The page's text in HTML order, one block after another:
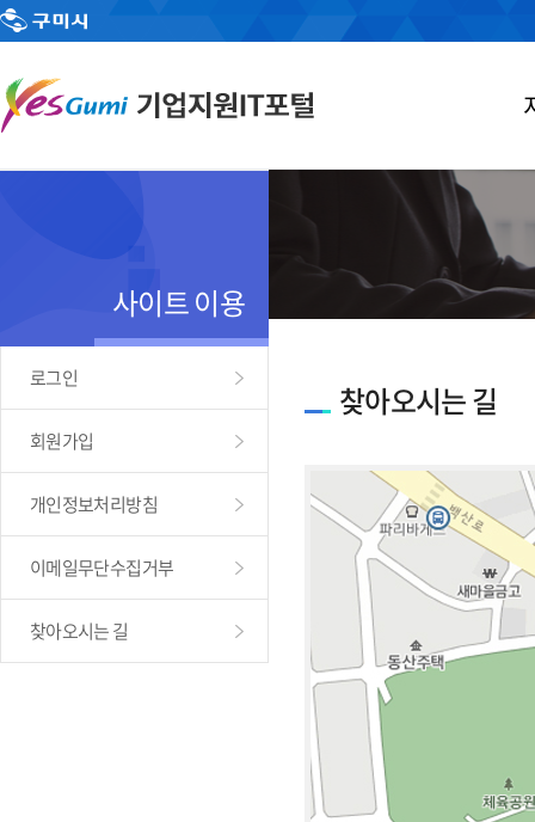
사이트 이용
로그인
회원가입
개인정보처리방침
이메일무단수집거부
찾아오시는 길
찾아오시는 길